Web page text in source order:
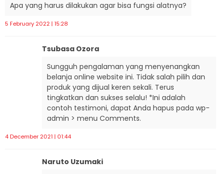
Apa yang harus dilakukan agar bisa fungsi alatnya?
5 February 2022 | 15:28
Tsubasa Ozora
Sungguh pengalaman yang menyenangkan
belanja online website ini. Tidak salah pilih dan
produk yang dijual keren sekali. Terus
tingkatkan dan sukses selalu! *Ini adalah
contoh testimoni, dapat Anda hapus pada wp-
admin > menu Comments.
4 December 2021 | 01:44
Naruto Uzumaki